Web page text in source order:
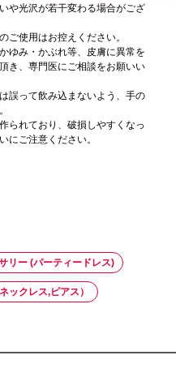
や光沢が若干変わる場合がござ
ご使用はお控えください。
ゆみ・かぶれ等、皮膚に異常を
き、専門医にご相談をお願いい
誤って飲み込まないよう、手の
られており、破損しやすくなっ
にご注意ください。
リー (パーティードレス)
ックレス,ピアス）